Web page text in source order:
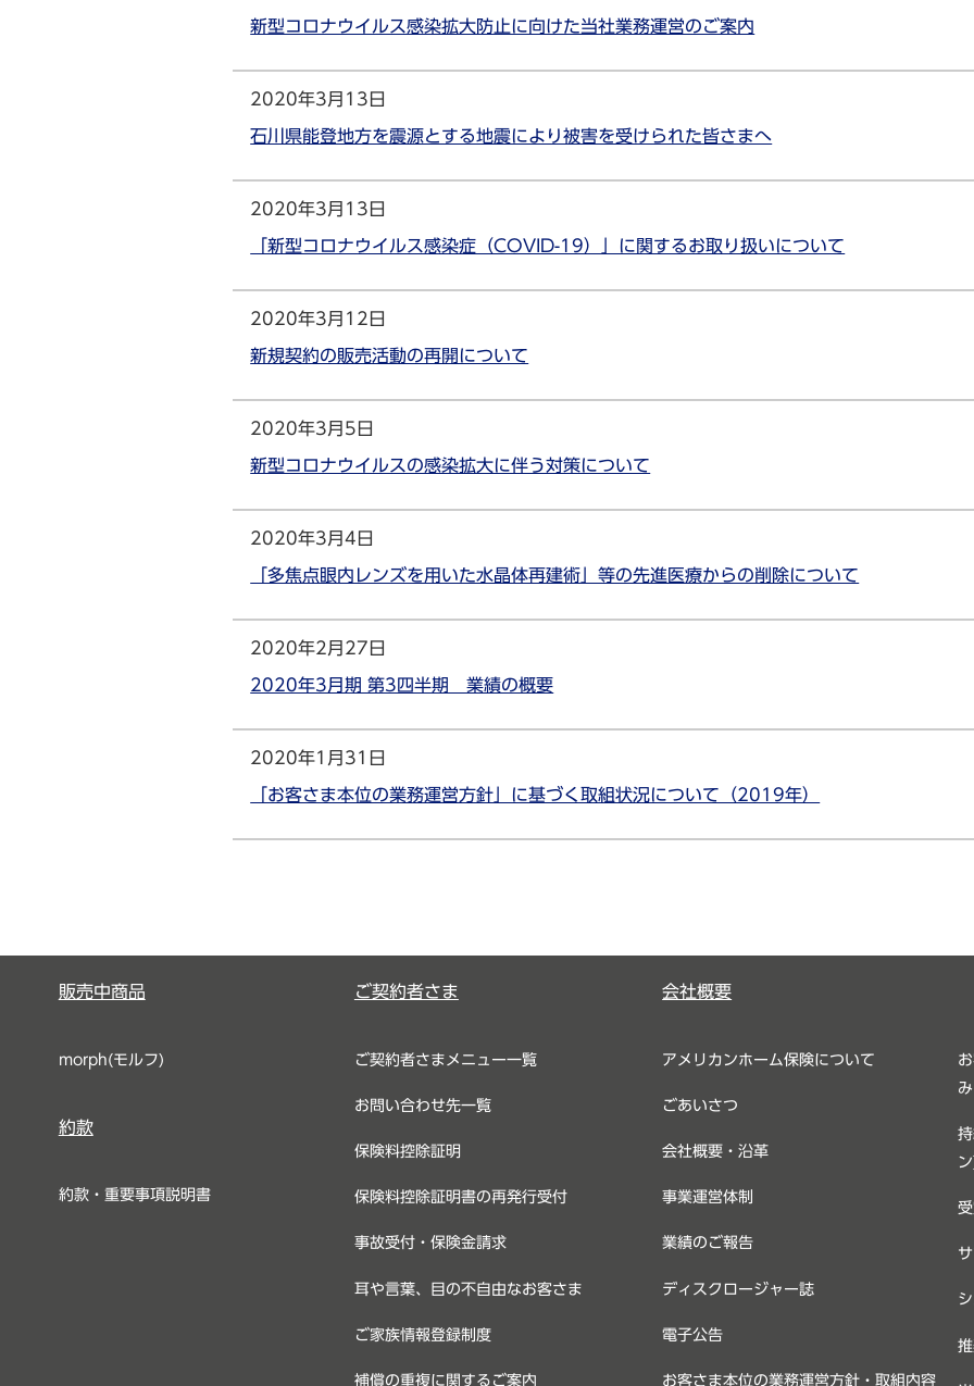
新型コロナウイルス感染拡大防止に向けた当社業務運営のご案内
2020年3月13日
石川県能登地方を震源とする地震により被害を受けられた皆さまへ
2020年3月13日
「新型コロナウイルス感染症（COVID-19）」に関するお取り扱いについて
2020年3月12日
新規契約の販売活動の再開について
2020年3月5日
新型コロナウイルスの感染拡大に伴う対策について
2020年3月4日
「多焦点眼内レンズを用いた水晶体再建術」等の先進医療からの削除について
2020年2月27日
2020年3月期 第3四半期 業績の概要
2020年1月31日
「お客さま本位の業務運営方針」に基づく取組状況について（2019年）
販売中商品
morph(モルフ)
約款
約款・重要事項説明書
ご契約者さま
ご契約者さまメニュー一覧
お問い合わせ先一覧
保険料控除証明
保険料控除証明書の再発行受付
事故受付・保険金請求
耳や言葉、目の不自由なお客さま
ご家族情報登録制度
補償の重複に関するご案内
会社概要
アメリカンホーム保険について
ごあいさつ
会社概要・沿革
事業運営体制
業績のご報告
ディスクロージャー誌
電子公告
お客さま本位の業務運営方針・取組内容
み